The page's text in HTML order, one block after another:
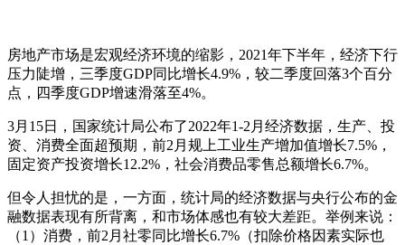
房地产市场是宏观经济环境的缩影，2021年下半年，经济下行
压力陡增，三季度GDP同比增长4.9%，较二季度回落3个百分
点，四季度GDP增速滑落至4%。
3月15日，国家统计局公布了2022年1-2月经济数据，生产、投
资、消费全面超预期，前2月规上工业生产增加值增长7.5%，
固定资产投资增长12.2%，社会消费品零售总额增长6.7%。
但令人担忧的是，一方面，统计局的经济数据与央行公布的金
融数据表现有所背离，和市场体感也有较大差距。举例来说：
（1）消费，前2月社零同比增长6.7%（扣除价格因素实际也